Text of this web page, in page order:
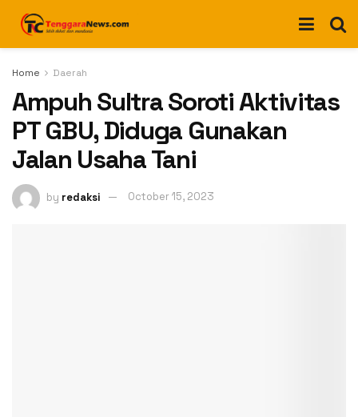
Home Daerah
Ampuh Sultra Soroti Aktivitas
PT GBU, Diduga Gunakan
Jalan Usaha Tani
by redaksi October 15, 2023